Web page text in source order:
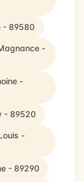
- 89580
-
-
- 89520
-
- 89290